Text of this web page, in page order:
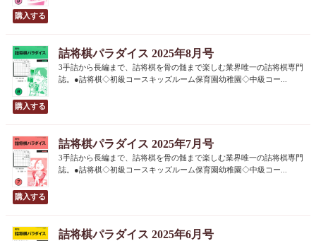
詰将棋パラダイス 2025年8月号
3手詰から長編まで、詰将棋を骨の髄まで楽しむ業界唯一の詰将棋専門
誌。●詰将棋◇初級コースキッズルーム保育園幼稚園◇中級コー...
詰将棋パラダイス 2025年7月号
3手詰から長編まで、詰将棋を骨の髄まで楽しむ業界唯一の詰将棋専門
誌。●詰将棋◇初級コースキッズルーム保育園幼稚園◇中級コー...
詰将棋パラダイス 2025年6月号